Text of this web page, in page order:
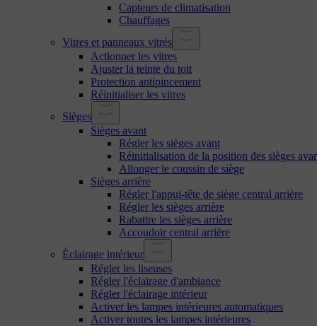
Capteurs de climatisation
Chauffages
Vitres et panneaux vitrés
Actionner les vitres
Ajuster la teinte du toit
Protection antipincement
Réinitialiser les vitres
Sièges
Sièges avant
Régler les sièges avant
Réinitialisation de la position des sièges
Allonger le coussin de siège
Sièges arrière
Régler l'appui-tête de siège central arrière
Régler les sièges arrière
Rabattre les sièges arrière
Accoudoir central arrière
Éclairage intérieur
Régler les liseuses
Régler l'éclairage d'ambiance
Régler l'éclairage intérieur
Activer les lampes intérieures automatiques
Activer toutes les lampes intérieures